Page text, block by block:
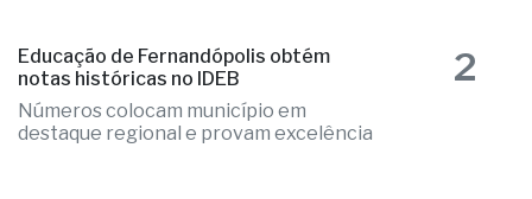
Educação de Fernandópolis obtém
notas históricas no IDEB
Números colocam município em
destaque regional e provam excelência
2